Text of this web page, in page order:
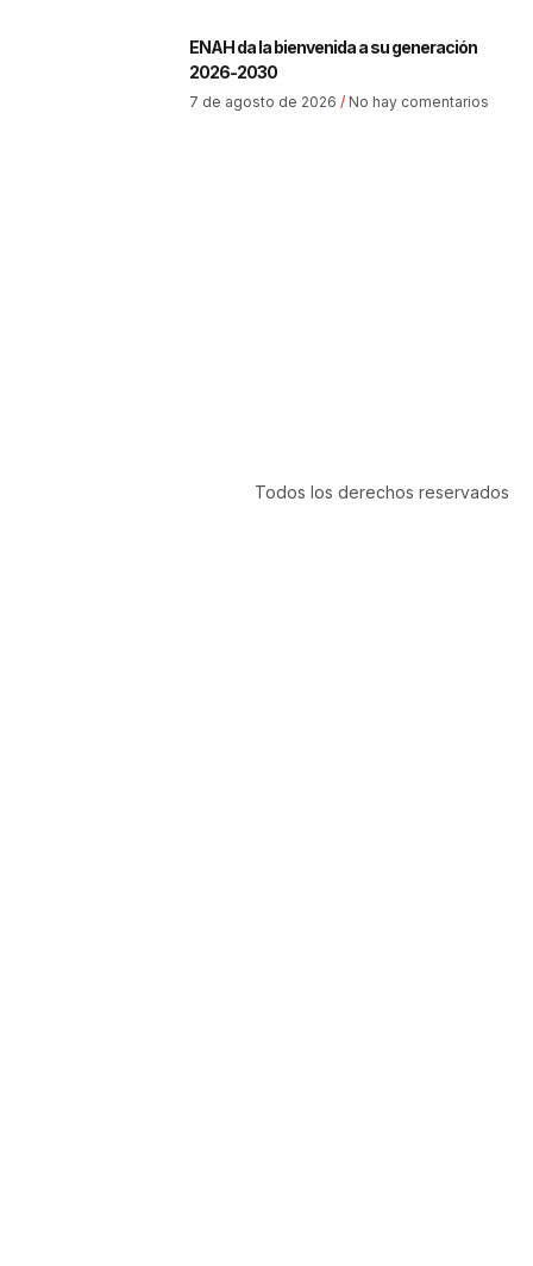
ENAH da la bienvenida a su generación
2026-2030
7 de agosto de 2026 No hay comentarios
Todos los derechos reservados